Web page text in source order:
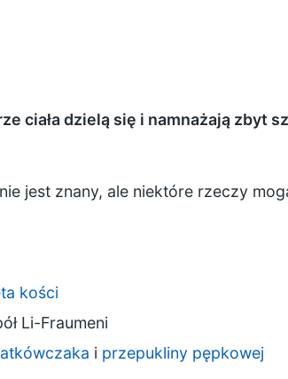
ciała dzielą się i namnażają zbyt
jest znany, ale niektóre rzeczy
kości
Li-Fraumeni
i przepukliny pępkowej